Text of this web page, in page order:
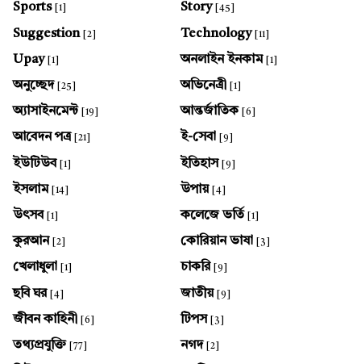
Sports [1] Story [45]
Suggestion [2] Technology [11]
Upay [1] অনলাইন ইনকাম [1]
অনুচ্ছেদ [25] অভিনেত্রী [1]
অ্যাসাইনমেন্ট [19] আন্তর্জাতিক [6]
আবেদন পত্র [21] ই-সেবা [9]
ইউটিউব [1] ইতিহাস [9]
ইসলাম [14] উপায় [4]
উৎসব [1] কলেজে ভর্তি [1]
কুরআন [2] কোরিয়ান ভাষা [3]
খেলাধুলা [1] চাকরি [9]
ছবি ঘর [4] জাতীয় [9]
জীবন কাহিনী [6] টিপস [3]
তথ্যপ্রযুক্তি [77] নগদ [2]